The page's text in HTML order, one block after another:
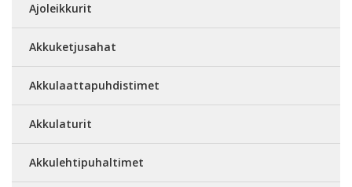
Ajoleikkurit
Akkuketjusahat
Akkulaattapuhdistimet
Akkulaturit
Akkulehtipuhaltimet